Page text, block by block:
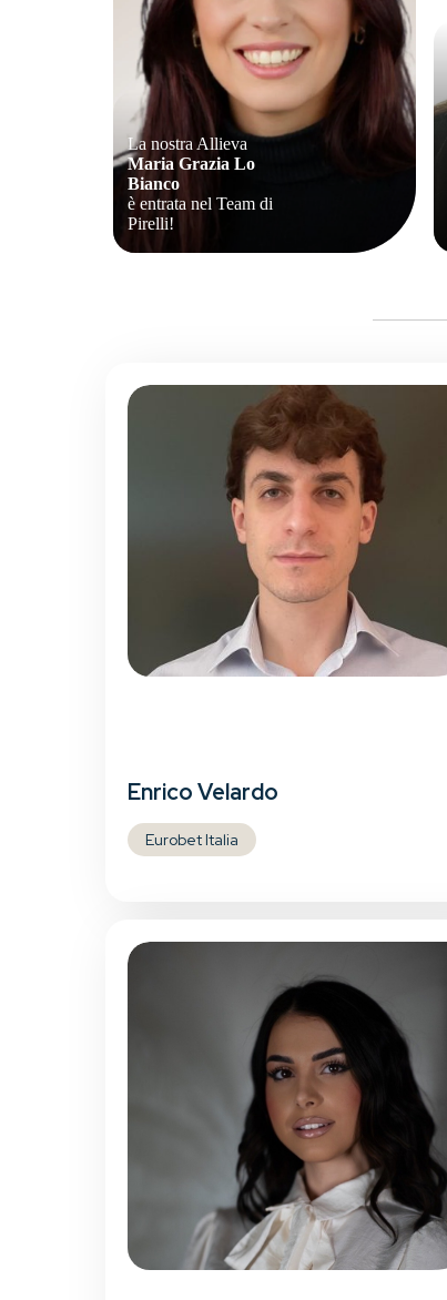
La nostra Allieva
Maria Grazia Lo
Bianco
è entrata nel Team di
Pirelli!
Enrico Velardo
Eurobet Italia